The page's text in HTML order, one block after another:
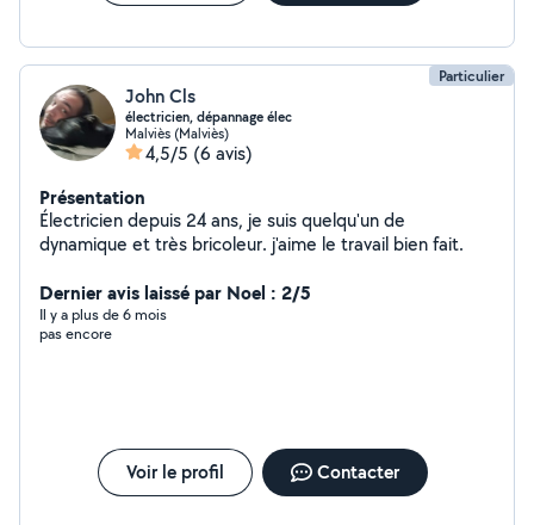
Particulier
John Cls
électricien, dépannage élec
Malviès (Malviès)
4,5/5 (6 avis)
Présentation
Électricien depuis 24 ans, je suis quelqu'un de
dynamique et très bricoleur. j'aime le travail bien fait.
Dernier avis laissé par Noel : 2/5
Il y a plus de 6 mois
pas encore
Voir le profil Contacter